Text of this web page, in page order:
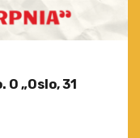
„Oslo, 31